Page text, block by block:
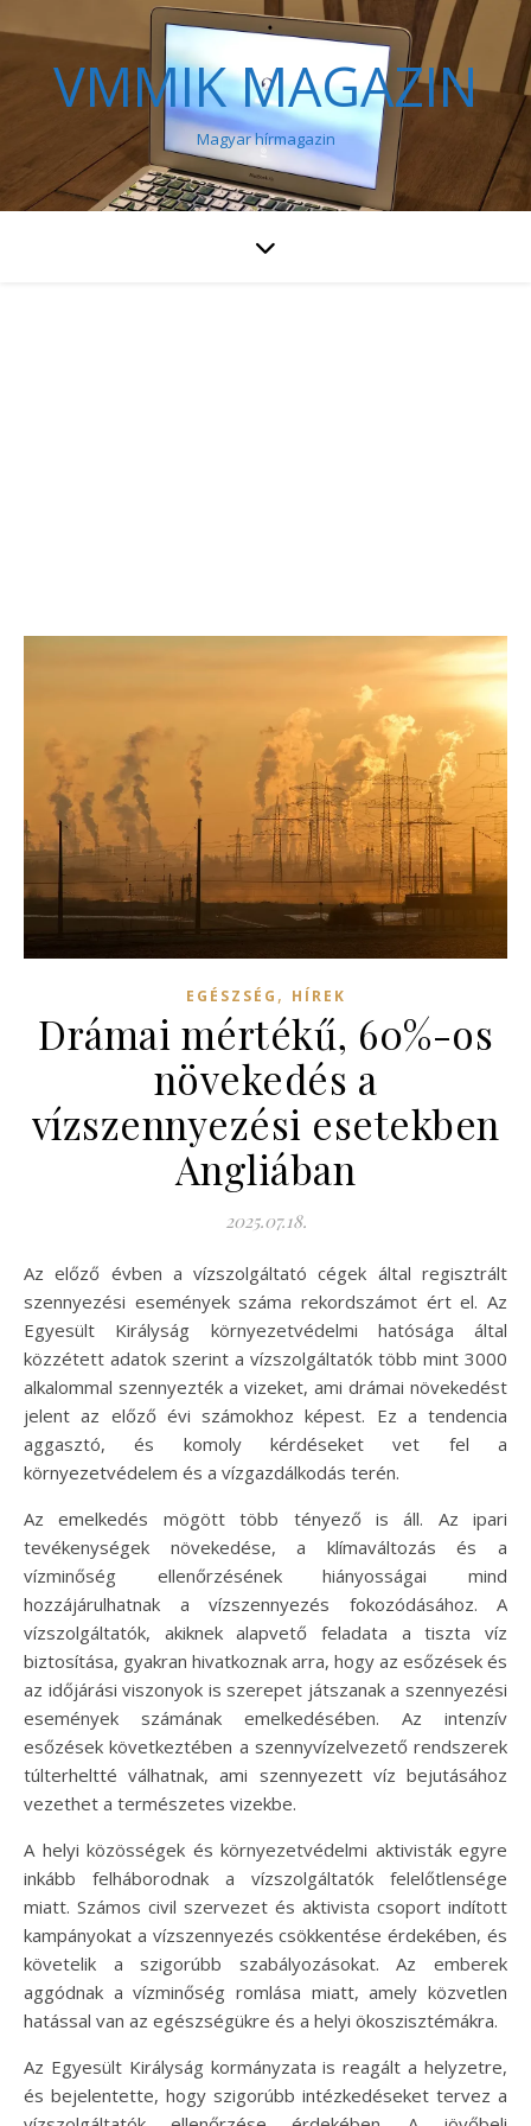
VMMIK MAGAZIN
Magyar hírmagazin
EGÉSZSÉG , HÍREK
Drámai mértékű, 60%-os
növekedés a
vízszennyezési esetekben
Angliában
2025.07.18.
Az előző évben a vízszolgáltató cégek által regisztrált
szennyezési események száma rekordszámot ért el. Az
Egyesült Királyság környezetvédelmi hatósága által
közzétett adatok szerint a vízszolgáltatók több mint 3000
alkalommal szennyezték a vizeket, ami drámai növekedést
jelent az előző évi számokhoz képest. Ez a tendencia
aggasztó, és komoly kérdéseket vet fel a
környezetvédelem és a vízgazdálkodás terén.
Az emelkedés mögött több tényező is áll. Az ipari
tevékenységek növekedése, a klímaváltozás és a
vízminőség ellenőrzésének hiányosságai mind
hozzájárulhatnak a vízszennyezés fokozódásához. A
vízszolgáltatók, akiknek alapvető feladata a tiszta víz
biztosítása, gyakran hivatkoznak arra, hogy az esőzések és
az időjárási viszonyok is szerepet játszanak a szennyezési
események számának emelkedésében. Az intenzív
esőzések következtében a szennyvízelvezető rendszerek
túlterheltté válhatnak, ami szennyezett víz bejutásához
vezethet a természetes vizekbe.
A helyi közösségek és környezetvédelmi aktivisták egyre
inkább felháborodnak a vízszolgáltatók felelőtlensége
miatt. Számos civil szervezet és aktivista csoport indított
kampányokat a vízszennyezés csökkentése érdekében, és
követelik a szigorúbb szabályozásokat. Az emberek
aggódnak a vízminőség romlása miatt, amely közvetlen
hatással van az egészségükre és a helyi ökoszisztémákra.
Az Egyesült Királyság kormányzata is reagált a helyzetre,
és bejelentette, hogy szigorúbb intézkedéseket tervez a